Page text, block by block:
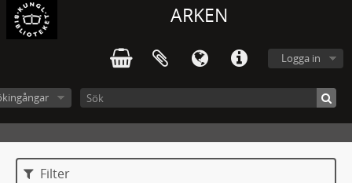
ARKEN
Logga in
Filter